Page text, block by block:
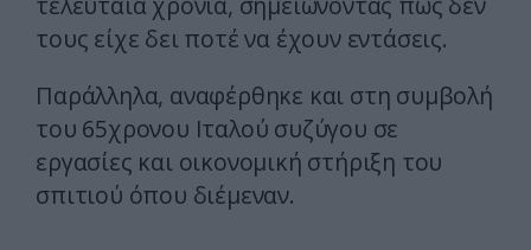
τους είχε δει ποτέ να έχουν εντάσεις.
Παράλληλα, αναφέρθηκε και στη συμβολή
του 65χρονου Ιταλού συζύγου σε
εργασίες και οικονομική στήριξη του
σπιτιού όπου διέμεναν.